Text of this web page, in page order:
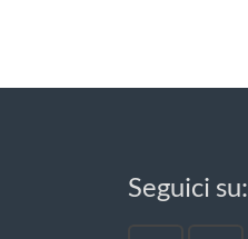
Seguici su: